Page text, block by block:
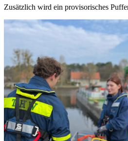
Zusätzlich wird ein provisorisches